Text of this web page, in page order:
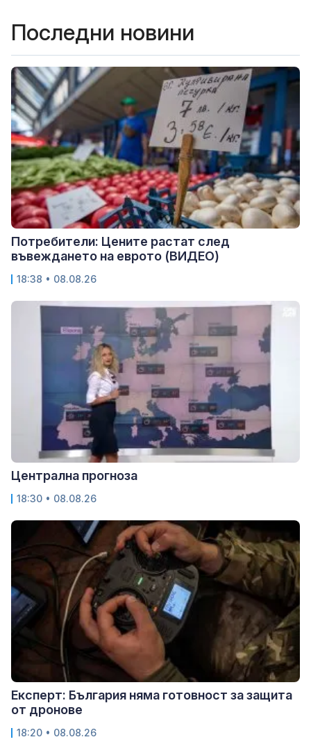
Последни новини
Потребители: Цените растат след
въвеждането на еврото (ВИДЕО)
18:38 • 08.08.26
Централна прогноза
18:30 • 08.08.26
Експерт: България няма готовност за защита
от дронове
18:20 • 08.08.26